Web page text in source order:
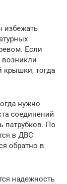
избежать
Если
возникли
крышки, тогда
нужно
соединений
патрубков. По
в ДВС
обратно в
надежность